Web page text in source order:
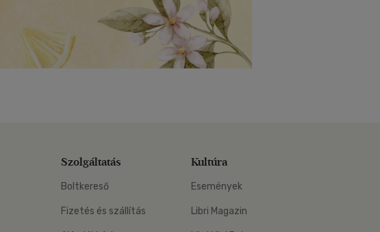
Szolgáltatás
Boltkereső
Fizetés és szállítás
Kultúra
Események
Libri Magazin